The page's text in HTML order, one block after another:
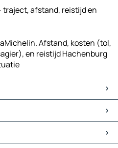
traject, afstand, reistijd en
Afstand, kosten (tol,
en reistijd Hachenburg
Lahn